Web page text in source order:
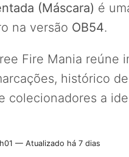
(Máscara) é
na versão OB54.
Fire Mania reúne
histórico
colecionadores a
— Atualizado há 7 dias